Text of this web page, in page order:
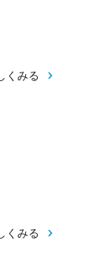
くみる
くみる